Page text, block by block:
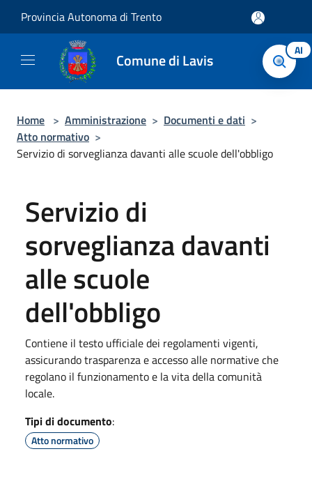
Provincia Autonoma di Trento
Comune di Lavis AI
Home > Amministrazione > Documenti e dati >
Atto normativo >
Servizio di sorveglianza davanti alle scuole dell'obbligo
Servizio di
sorveglianza davanti
alle scuole
dell'obbligo
Contiene il testo ufficiale dei regolamenti vigenti,
assicurando trasparenza e accesso alle normative che
regolano il funzionamento e la vita della comunità
locale.
Tipi di documento:
Atto normativo